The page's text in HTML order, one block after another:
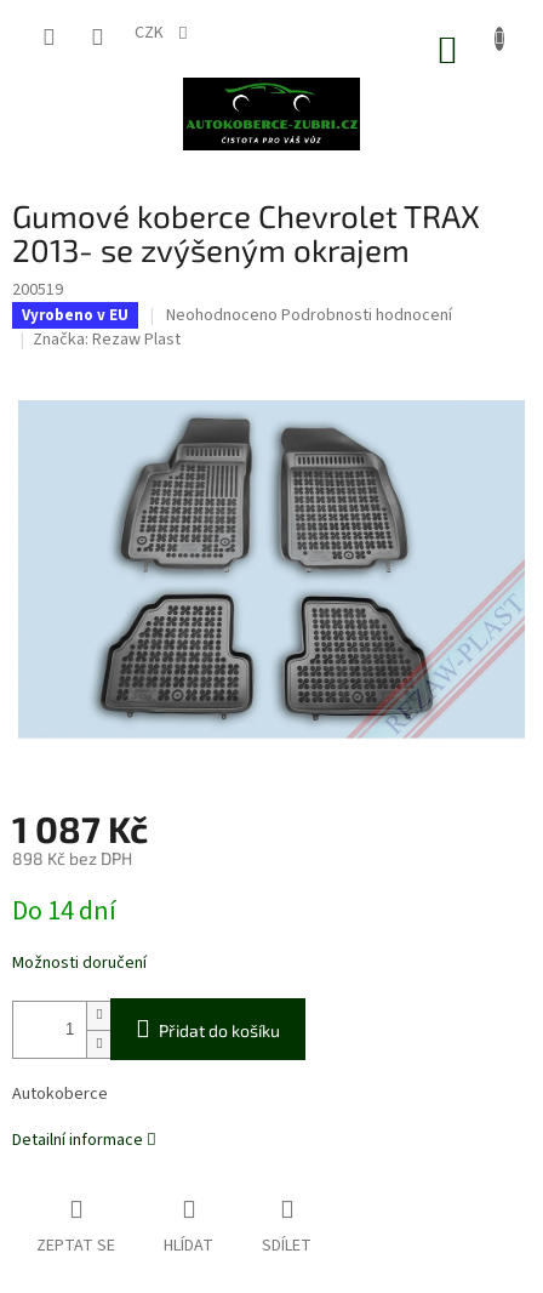
CZK
Gumové koberce Chevrolet TRAX
2013- se zvýšeným okrajem
200519
Vyrobeno v EU
Průměrné
hodnocení
0,0
5
hvězdiček.
Neohodnoceno Podrobnosti hodnocení
Značka: Rezaw Plast
1 087 Kč
898 Kč bez DPH
cena:
Do 14 dní
Možnosti doručení
Přidat do košíku
Autokoberce
Detailní informace
ZEPTAT SE HLÍDAT SDÍLET